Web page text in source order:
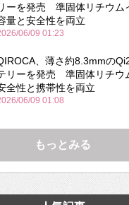
ーを発売 準固体リチウム
量と安全性を両立
06/09 01:23
、薄さ約8.3mmの
リーを発売 準固体リチウ
全性と携帯性を両立
06/09 01:08
もっとみる